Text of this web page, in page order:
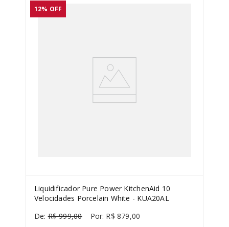
12% OFF
Liquidificador Pure Power KitchenAid 10
Velocidades Porcelain White - KUA20AL
R$ 999,00 R$ 879,00